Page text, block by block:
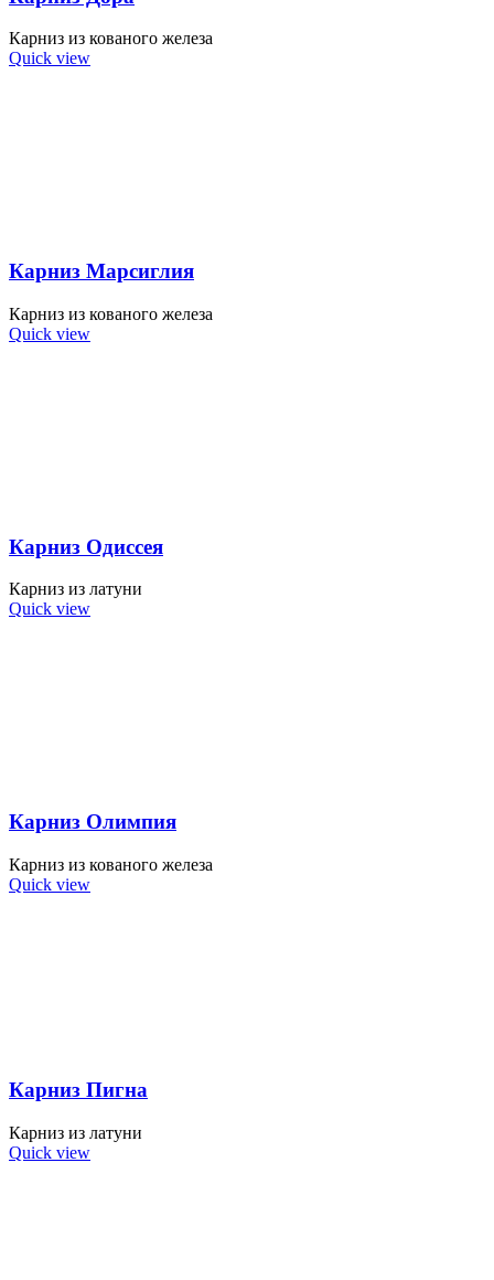
Карниз из кованого железа
Quick view
Карниз Марсиглия
Карниз из кованого железа
Quick view
Карниз Одиссея
Карниз из латуни
Quick view
Карниз Олимпия
Карниз из кованого железа
Quick view
Карниз Пигна
Карниз из латуни
Quick view